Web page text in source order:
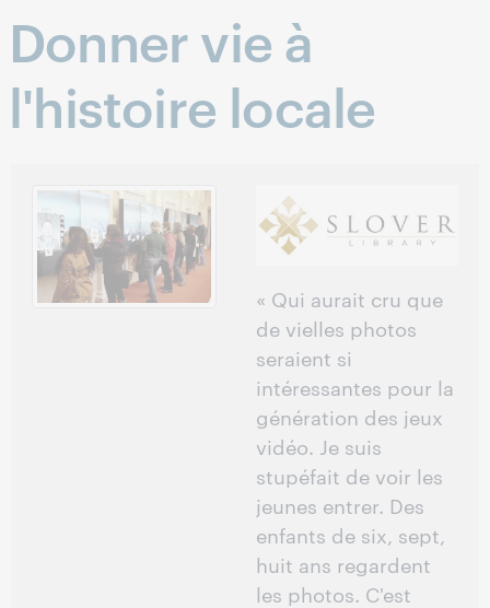
Donner vie à
l'histoire locale
« Qui aurait cru que
de vielles photos
seraient si
intéressantes pour la
génération des jeux
vidéo. Je suis
stupéfait de voir les
jeunes entrer. Des
enfants de six, sept,
huit ans regardent
les photos. C'est